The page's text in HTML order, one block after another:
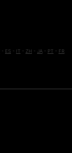
ES IT ZH JA PT FR